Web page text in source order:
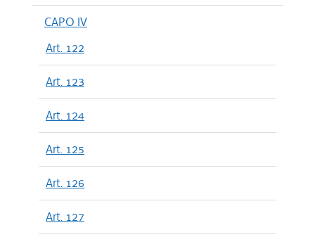
CAPO IV
Art. 122
Art. 123
Art. 124
Art. 125
Art. 126
Art. 127